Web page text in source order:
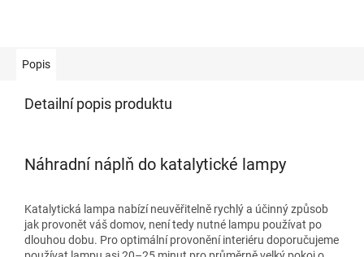
Popis
Detailní popis produktu
Náhradní náplň do katalytické lampy
Katalytická lampa nabízí neuvěřitelně rychlý a účinný způsob
jak provonět váš domov, není tedy nutné lampu používat po
dlouhou dobu. Pro optimální provonění interiéru doporučujeme